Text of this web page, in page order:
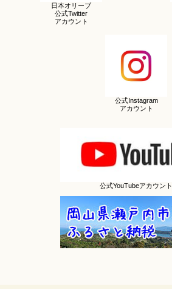
日本オリーブ
公式Twitter
アカウント
公式Instagram
アカウント
公式YouTubeアカウント